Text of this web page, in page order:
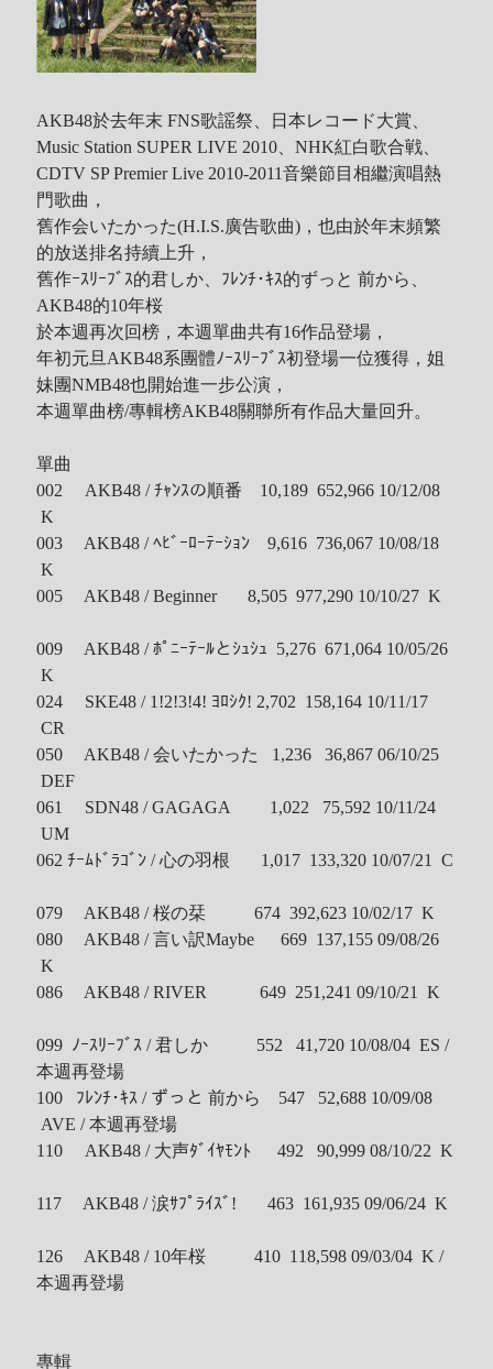
AKB48於去年末 FNS歌謡祭、日本レコード大賞、
Music Station SUPER LIVE 2010、NHK紅白歌合戦、
CDTV SP Premier Live 2010-2011音樂節目相繼演唱熱
門歌曲，
舊作会いたかった(H.I.S.廣告歌曲)，也由於年末頻繁
的放送排名持續上升，
舊作ｰｽﾘｰﾌﾞｽ的君しか、ﾌﾚﾝﾁ･ｷｽ的ずっと 前から、
AKB48的10年桜
於本週再次回榜，本週單曲共有16作品登場，
年初元旦AKB48系團體ﾉｰｽﾘｰﾌﾞｽ初登場一位獲得，姐
妹團NMB48也開始進一步公演，
本週單曲榜/專輯榜AKB48關聯所有作品大量回升。
單曲
002 AKB48 / ﾁｬﾝｽの順番 10,189 652,966 10/12/08
K
003 AKB48 / ﾍﾋﾞｰﾛｰﾃｰｼｮﾝ 9,616 736,067 10/08/18
K
005 AKB48 / Beginner 8,505 977,290 10/10/27 K
009 AKB48 / ﾎﾟﾆｰﾃｰﾙとｼｭｼｭ 5,276 671,064 10/05/26
K
024 SKE48 / 1!2!3!4! ﾖﾛｼｸ! 2,702 158,164 10/11/17
CR
050 AKB48 / 会いたかった 1,236 36,867 06/10/25
DEF
061 SDN48 / GAGAGA 1,022 75,592 10/11/24
UM
062 ﾁｰﾑﾄﾞﾗｺﾞﾝ / 心の羽根 1,017 133,320 10/07/21 C
079 AKB48 / 桜の栞 674 392,623 10/02/17 K
080 AKB48 / 言い訳Maybe 669 137,155 09/08/26
K
086 AKB48 / RIVER 649 251,241 09/10/21 K
099 ﾉｰｽﾘｰﾌﾞｽ / 君しか 552 41,720 10/08/04 ES /
本週再登場
100 ﾌﾚﾝﾁ･ｷｽ / ずっと 前から 547 52,688 10/09/08
AVE / 本週再登場
110 AKB48 / 大声ﾀﾞｲﾔﾓﾝﾄ 492 90,999 08/10/22 K
117 AKB48 / 涙ｻﾌﾟﾗｲｽﾞ! 463 161,935 09/06/24 K
126 AKB48 / 10年桜 410 118,598 09/03/04 K /
本週再登場
專輯